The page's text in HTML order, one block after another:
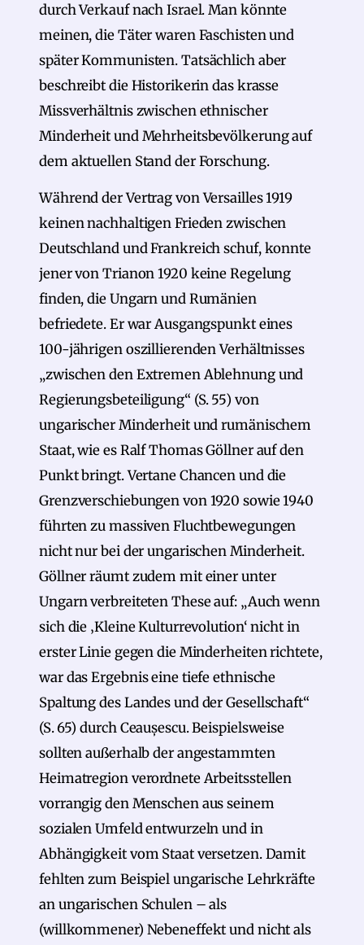
durch Verkauf nach Israel. Man könnte
meinen, die Täter waren Faschisten und
später Kommunisten. Tatsächlich aber
beschreibt die Historikerin das krasse
Missverhältnis zwischen ethnischer
Minderheit und Mehrheitsbevölkerung auf
dem aktuellen Stand der Forschung.
Während der Vertrag von Versailles 1919
keinen nachhaltigen Frieden zwischen
Deutschland und Frankreich schuf, konnte
jener von Trianon 1920 keine Regelung
finden, die Ungarn und Rumänien
befriedete. Er war Ausgangspunkt eines
100-jährigen oszillierenden Verhältnisses
„zwischen den Extremen Ablehnung und
Regierungsbeteiligung“ (S. 55) von
ungarischer Minderheit und rumänischem
Staat, wie es Ralf Thomas Göllner auf den
Punkt bringt. Vertane Chancen und die
Grenzverschiebungen von 1920 sowie 1940
führten zu massiven Fluchtbewegungen
nicht nur bei der ungarischen Minderheit.
Göllner räumt zudem mit einer unter
Ungarn verbreiteten These auf: „Auch wenn
sich die ‚Kleine Kulturrevolution‘ nicht in
erster Linie gegen die Minderheiten richtete,
war das Ergebnis eine tiefe ethnische
Spaltung des Landes und der Gesellschaft“
(S. 65) durch Ceaușescu. Beispielsweise
sollten außerhalb der angestammten
Heimatregion verordnete Arbeitsstellen
vorrangig den Menschen aus seinem
sozialen Umfeld entwurzeln und in
Abhängigkeit vom Staat versetzen. Damit
fehlten zum Beispiel ungarische Lehrkräfte
an ungarischen Schulen – als
(willkommener) Nebeneffekt und nicht als